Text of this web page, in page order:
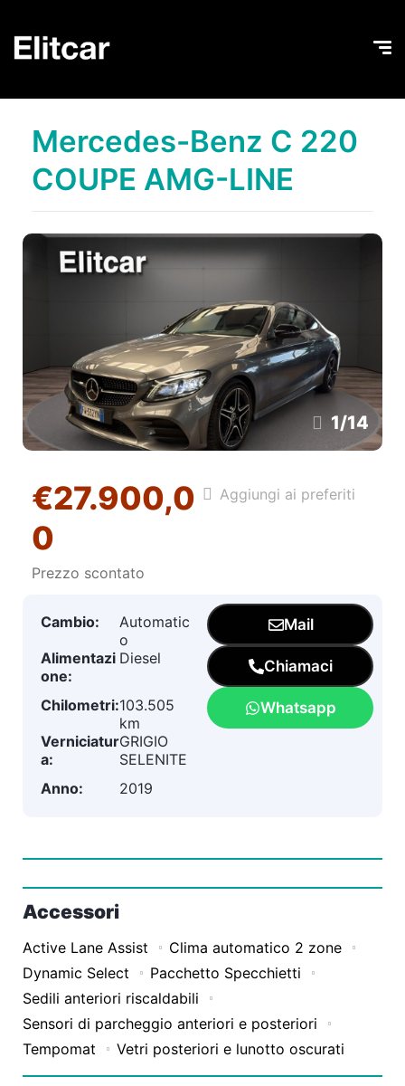
Mercedes-Benz C 220
COUPE AMG-LINE
1/14
€27.900,0
0
Prezzo scontato
Aggiungi ai preferiti
Cambio:
Automatic
o
Alimentazi
one:
Diesel
Chilometri:103.505
km
Verniciatur
a:
GRIGIO
SELENITE
Anno:
2019
Mail
Chiamaci
Whatsapp
Accessori
Active Lane Assist
Clima automatico 2 zone
Dynamic Select
Pacchetto Specchietti
Sedili anteriori riscaldabili
Sensori di parcheggio anteriori e posteriori
Tempomat
Vetri posteriori e lunotto oscurati